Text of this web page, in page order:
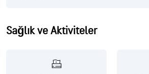
Sağlık ve Aktiviteler